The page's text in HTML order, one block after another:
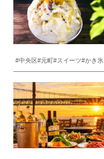
#中央区#元町#スイーツ#かき氷